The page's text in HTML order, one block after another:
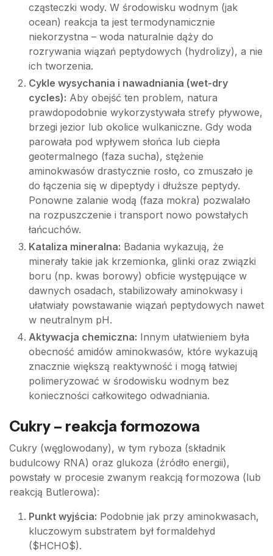
cząsteczki wody. W środowisku wodnym (jak
ocean) reakcja ta jest termodynamicznie
niekorzystna – woda naturalnie dąży do
rozrywania wiązań peptydowych (hydrolizy), a nie
ich tworzenia.
Cykle wysychania i nawadniania (wet-dry
cycles): Aby obejść ten problem, natura
prawdopodobnie wykorzystywała strefy pływowe,
brzegi jezior lub okolice wulkaniczne. Gdy woda
parowała pod wpływem słońca lub ciepła
geotermalnego (faza sucha), stężenie
aminokwasów drastycznie rosło, co zmuszało je
do łączenia się w dipeptydy i dłuższe peptydy.
Ponowne zalanie wodą (faza mokra) pozwalało
na rozpuszczenie i transport nowo powstałych
łańcuchów.
Kataliza mineralna: Badania wykazują, że
minerały takie jak krzemionka, glinki oraz związki
boru (np. kwas borowy) obficie występujące w
dawnych osadach, stabilizowały aminokwasy i
ułatwiały powstawanie wiązań peptydowych nawet
w neutralnym pH.
Aktywacja chemiczna: Innym ułatwieniem była
obecność amidów aminokwasów, które wykazują
znacznie większą reaktywność i mogą łatwiej
polimeryzować w środowisku wodnym bez
konieczności całkowitego odwadniania.
Cukry – reakcja formozowa
Cukry (węglowodany), w tym ryboza (składnik
budulcowy RNA) oraz glukoza (źródło energii),
powstały w procesie zwanym reakcją formozowa (lub
reakcją Butlerowa):
Punkt wyjścia: Podobnie jak przy aminokwasach,
kluczowym substratem był formaldehyd
($HCHO$).